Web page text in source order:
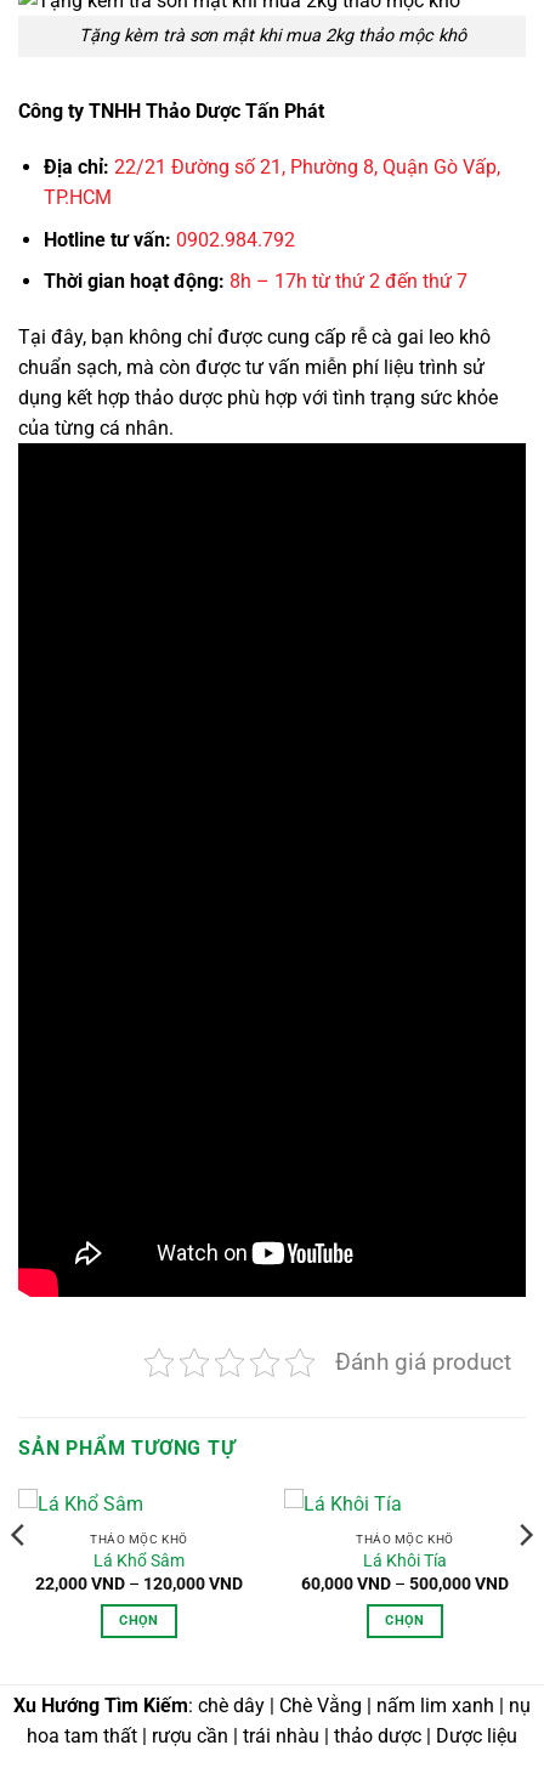
Tặng kèm trà sơn mật khi mua 2kg thảo mộc khô
Công ty TNHH Thảo Dược Tấn Phát
Địa chỉ: 22/21 Đường số 21, Phường 8, Quận Gò Vấp,
TP.HCM
Hotline tư vấn: 0902.984.792
Thời gian hoạt động: 8h – 17h từ thứ 2 đến thứ 7
Tại đây, bạn không chỉ được cung cấp rễ cà gai leo khô
chuẩn sạch, mà còn được tư vấn miễn phí liệu trình sử
dụng kết hợp thảo dược phù hợp với tình trạng sức khỏe
của từng cá nhân.
Đánh giá product
SẢN PHẨM TƯƠNG TỰ
THẢO MỘC KHÔ
Lá Khổ Sâm
22,000VND – 120,000VNDKhoảng
CHỌN
này
có
nhiều
THẢO MỘC KHÔ
Lá Khôi Tía
60,000VND – 500,000VND
CHỌN
này
nhiều
Xu Hướng Tìm Kiếm: chè dây | Chè Vằng | nấm lim xanh | nụ
hoa tam thất | rượu cần | trái nhàu | thảo dược | Dược liệu